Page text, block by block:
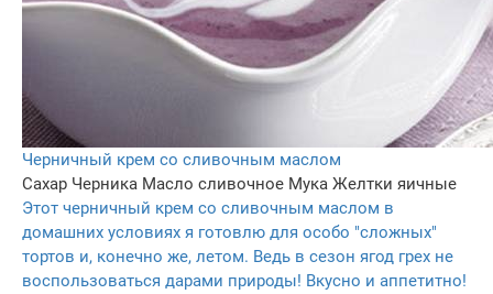
Черничный крем со сливочным маслом
Сахар Черника Масло сливочное Мука Желтки яичные
Этот черничный крем со сливочным маслом в
домашних условиях я готовлю для особо "сложных"
тортов и, конечно же, летом. Ведь в сезон ягод грех не
воспользоваться дарами природы! Вкусно и аппетитно!